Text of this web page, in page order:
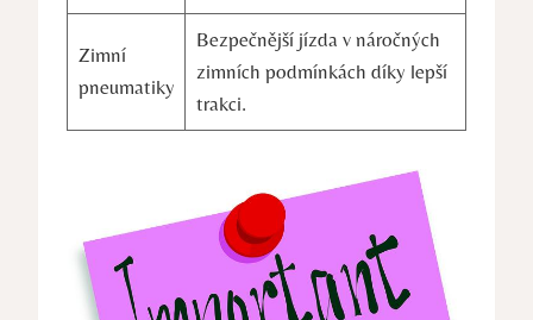
Zimní
pneumatiky
Bezpečnější jízda v náročných
zimních podmínkách díky lepší
trakci.